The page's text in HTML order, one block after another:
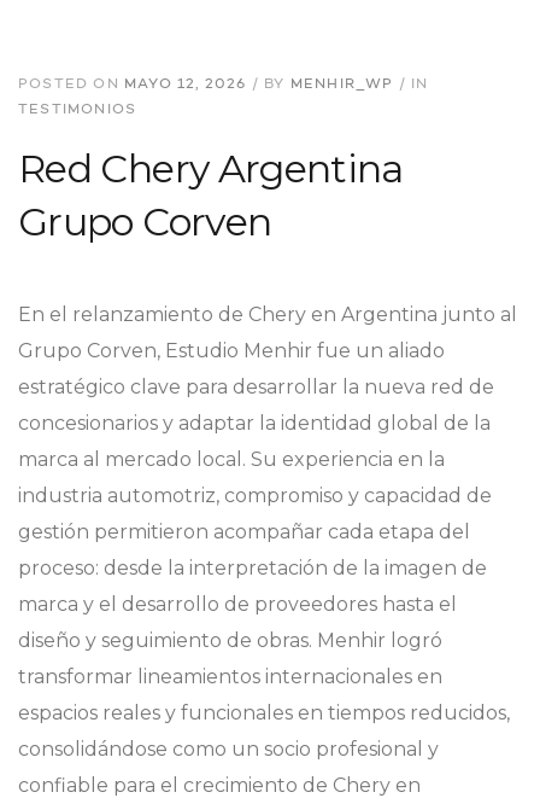
POSTED ON MAYO 12, 2026 / BY MENHIR_WP /
IN
TESTIMONIOS
Red Chery Argentina
Grupo Corven
En el relanzamiento de Chery en Argentina junto al
Grupo Corven, Estudio Menhir fue un aliado
estratégico clave para desarrollar la nueva red de
concesionarios y adaptar la identidad global de la
marca al mercado local. Su experiencia en la
industria automotriz, compromiso y capacidad de
gestión permitieron acompañar cada etapa del
proceso: desde la interpretación de la imagen de
marca y el desarrollo de proveedores hasta el
diseño y seguimiento de obras. Menhir logró
transformar lineamientos internacionales en
espacios reales y funcionales en tiempos reducidos,
consolidándose como un socio profesional y
confiable para el crecimiento de Chery en